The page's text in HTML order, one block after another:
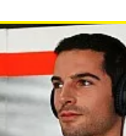
FÓRMULA E